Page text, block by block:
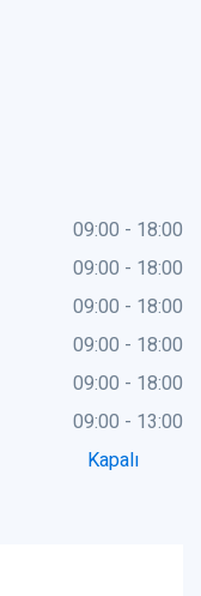
09:00 - 18:00
09:00 - 18:00
09:00 - 18:00
09:00 - 18:00
09:00 - 18:00
09:00 - 13:00
Kapalı